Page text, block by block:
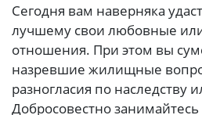
Сегодня вам наверняка
лучшему свои любовные
отношения. При этом вы
назревшие жилищные
разногласия по наследству
Добросовестно